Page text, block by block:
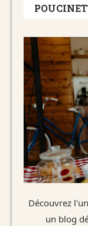
Découvrez
un blog